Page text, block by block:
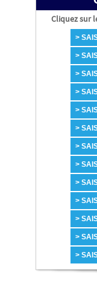
Cliquez sur
>
>
>
>
>
>
>
>
>
>
>
>
>